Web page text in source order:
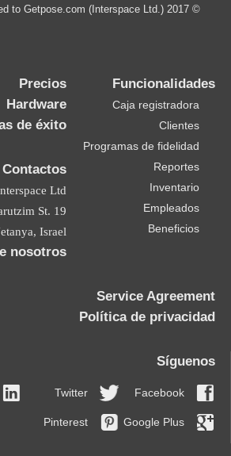
© 2017 All the rights reserved to Getpose.com (Interspace Ltd.)
Funcionalidades
Caja registradora
Clientes
Programas de fidelidad
Reportes
Inventario
Empleados
Beneficios
Precios
Hardware
de éxito
Contactos
Ltd.
St.
Israel
nosotros
Service Agreement
Política de privacidad
Síguenos
Facebook
Twitter
Google Plus
Pinterest